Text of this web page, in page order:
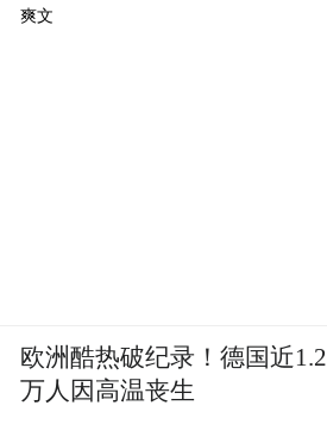
爽文
欧洲酷热破纪录！德国近1.2
万人因高温丧生